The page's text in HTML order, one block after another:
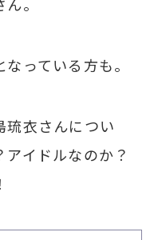
っている方も。
琉衣さんについ
イドルなのか？